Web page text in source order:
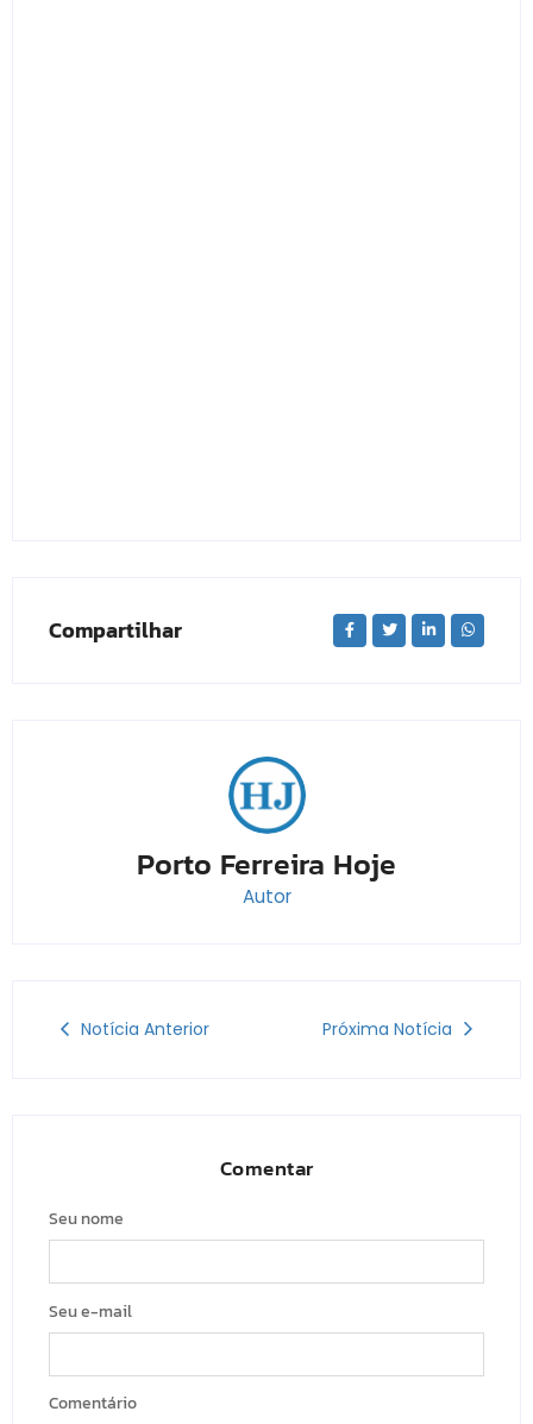
Compartilhar
Porto Ferreira Hoje
Autor
Notícia Anterior Próxima Notícia
Comentar
Seu nome
Seu e-mail
Comentário